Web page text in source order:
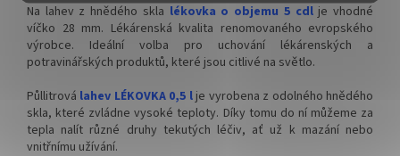
✅ Ideální volba pro domácí
sirupy nebo mošty
✅ Lahev skladem a ihned k
odeslání!
✅ Perfektní pro uchování
sycených nápojů
✅ Lahev skladem a ihned k
odeslání!
Na lahev z hnědého skla lékovka o objemu 5 cdl je vhodné
víčko 28 mm. Lékárenská kvalita renomovaného evropského
výrobce. Ideální volba pro uchování lékárenských a
potravinářských produktů, které jsou citlivé na světlo.
Půllitrová lahev LÉKOVKA 0,5 lje vyrobena z odolného hnědého
skla, které zvládne vysoké teploty. Díky tomu do ní můžeme za
tepla nalít různé druhy tekutých léčiv, ať už k mazání nebo
vnitřnímu užívání.